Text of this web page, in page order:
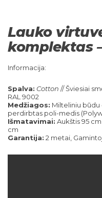
Lauko
komplektas
Informacija:
Spalva: Cotton // Šviesiai
RAL 9002
Medžiagos: Milteliniu būdu
perdirbtas poli-medis
Išmatavimai: Aukštis 95 cm
cm
Garantija: 2 metai,